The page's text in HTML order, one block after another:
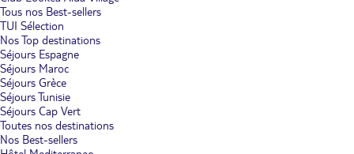
Tous nos Best-sellers
TUI Sélection
Nos Top destinations
Séjours Espagne
Séjours Maroc
Séjours Grèce
Séjours Tunisie
Séjours Cap Vert
Toutes nos destinations
Nos Best-sellers